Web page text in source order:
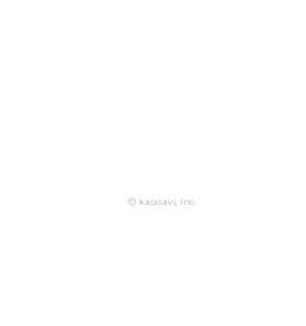
© kaonavi, Inc